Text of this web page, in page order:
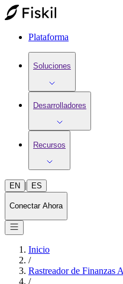
Plataforma
Soluciones
Desarrolladores
Recursos
EN | ES
Conectar Ahora
Inicio
/
Rastreador de Finanzas
/